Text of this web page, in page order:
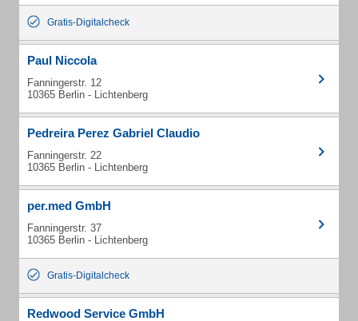
Gratis-Digitalcheck
Paul Niccola
Fanningerstr. 12
10365 Berlin - Lichtenberg
Pedreira Perez Gabriel Claudio
Fanningerstr. 22
10365 Berlin - Lichtenberg
per.med GmbH
Fanningerstr. 37
10365 Berlin - Lichtenberg
Gratis-Digitalcheck
Redwood Service GmbH